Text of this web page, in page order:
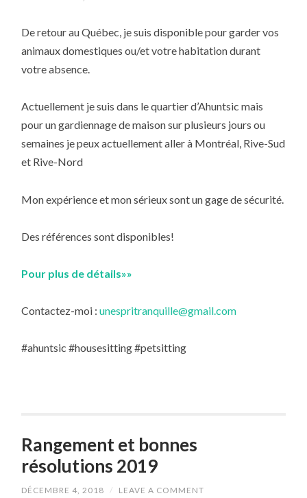
De retour au Québec, je suis disponible pour garder vos
animaux domestiques ou/et votre habitation durant
votre absence.
Actuellement je suis dans le quartier d’Ahuntsic mais
pour un gardiennage de maison sur plusieurs jours ou
semaines je peux actuellement aller à Montréal, Rive-Sud
et Rive-Nord
Mon expérience et mon sérieux sont un gage de sécurité.
Des références sont disponibles!
Pour plus de détails»»
Contactez-moi :unespritranquille@gmail.com
#ahuntsic #housesitting #petsitting
Rangement et bonnes
résolutions 2019
DÉCEMBRE 4, 2018 / LEAVE A COMMENT